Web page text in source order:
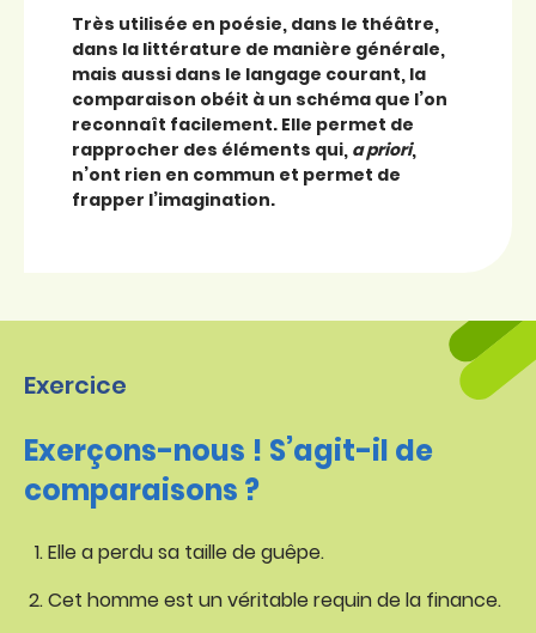
Très utilisée en poésie, dans le théâtre,
dans la littérature de manière générale,
mais aussi dans le langage courant, la
comparaison obéit à un schéma que l’on
reconnaît facilement. Elle permet de
rapprocher des éléments qui, a priori,
n’ont rien en commun et permet de
frapper l’imagination.
Exercice
Exerçons-nous ! S’agit-il de
comparaisons ?
Elle a perdu sa taille de guêpe.
Cet homme est un véritable requin de la finance.